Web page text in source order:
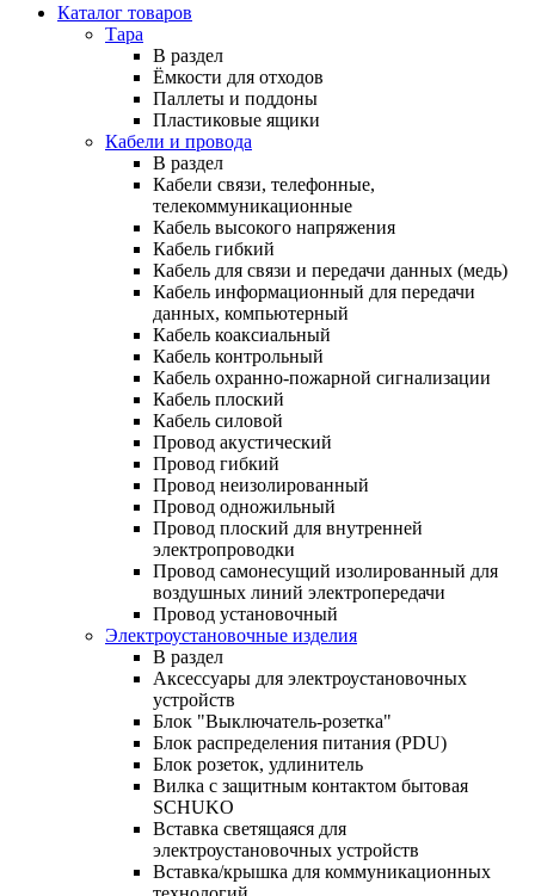
Каталог товаров
Тара
В раздел
Ёмкости для отходов
Паллеты и поддоны
Пластиковые ящики
Кабели и провода
В раздел
Кабели связи, телефонные,
телекоммуникационные
Кабель высокого напряжения
Кабель гибкий
Кабель для связи и передачи данных (медь)
Кабель информационный для передачи
данных, компьютерный
Кабель коаксиальный
Кабель контрольный
Кабель охранно-пожарной сигнализации
Кабель плоский
Кабель силовой
Провод акустический
Провод гибкий
Провод неизолированный
Провод одножильный
Провод плоский для внутренней
электропроводки
Провод самонесущий изолированный для
воздушных линий электропередачи
Провод установочный
Электроустановочные изделия
В раздел
Аксессуары для электроустановочных
устройств
Блок "Выключатель-розетка"
Блок распределения питания (PDU)
Блок розеток, удлинитель
Вилка с защитным контактом бытовая
SCHUKO
Вставка светящаяся для
электроустановочных устройств
Вставка/крышка для коммуникационных